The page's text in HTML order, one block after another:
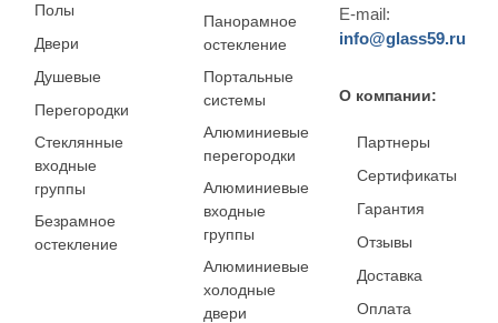
Полы
Двери
Душевые
Перегородки
Стеклянные
входные
группы
Безрамное
остекление
Панорамное
остекление
Портальные
системы
Алюминиевые
перегородки
Алюминиевые
входные
группы
Алюминиевые
холодные
двери
E-mail:
info@glass59.ru
О компании:
Партнеры
Сертификаты
Гарантия
Отзывы
Доставка
Оплата